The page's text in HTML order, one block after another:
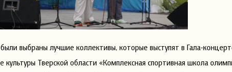
выбраны лучшие коллективы, которые выступят в Гала-
Тверской области «Комплексная спортивная школа